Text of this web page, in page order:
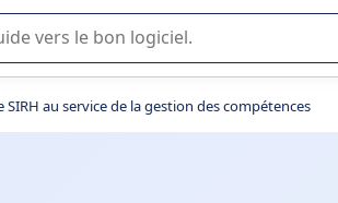
la sélection de logiciel SaaS en entreprise.
SIRH au service de la gestion des compétences